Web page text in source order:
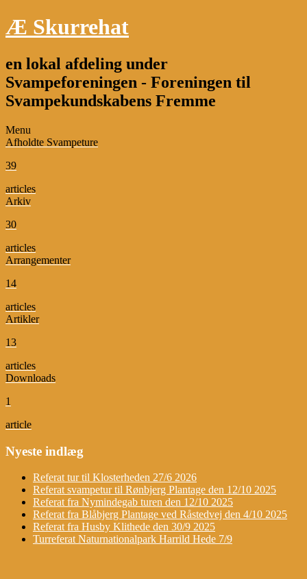
Æ Skurrehat
en lokal afdeling under
Svampeforeningen - Foreningen til
Svampekundskabens Fremme
Menu
Afholdte Svampeture
39
articles
Arkiv
30
articles
Arrangementer
14
articles
Artikler
13
articles
Downloads
1
article
Nyeste indlæg
Referat tur til Klosterheden 27/6 2026
Referat svampetur til Rønbjerg Plantage den 12/10 2025
Referat fra Nymindegab turen den 12/10 2025
Referat fra Blåbjerg Plantage ved Råstedvej den 4/10 2025
Referat fra Husby Klithede den 30/9 2025
Turreferat Naturnationalpark Harrild Hede 7/9